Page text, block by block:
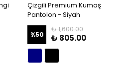
Çizgili Premium Kumaş
Pantolon - Siyah
%50
₺ 1,600.00
₺ 805.00